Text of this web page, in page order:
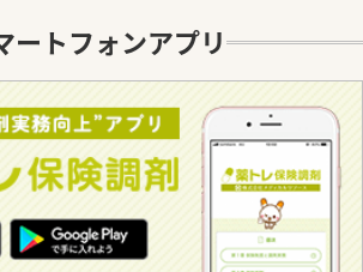
ートフォンアプリ